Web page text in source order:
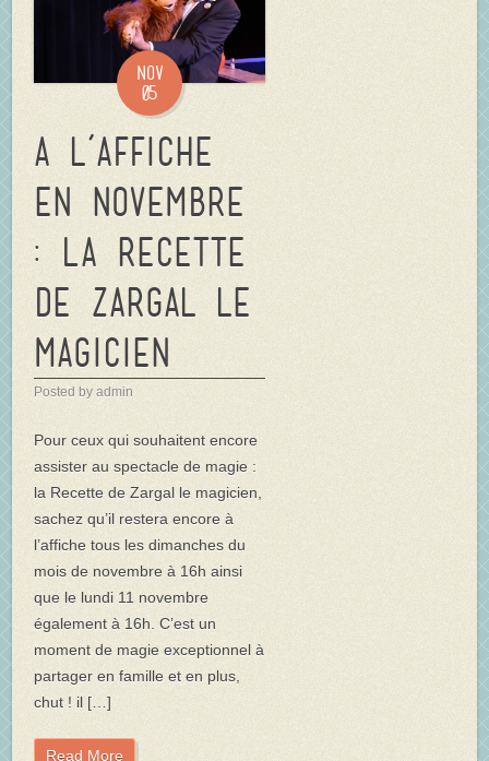
Nov
05
A l’affiche
en novembre
: La recette
de Zargal le
magicien
Posted by admin
Pour ceux qui souhaitent encore
assister au spectacle de magie :
la Recette de Zargal le magicien,
sachez qu’il restera encore à
l’affiche tous les dimanches du
mois de novembre à 16h ainsi
que le lundi 11 novembre
également à 16h. C’est un
moment de magie exceptionnel à
partager en famille et en plus,
chut ! il […]
Read More